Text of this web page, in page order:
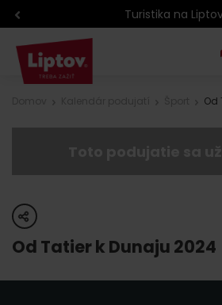
Turistika na
Od
share
Od Tatier k Dunaju 2024